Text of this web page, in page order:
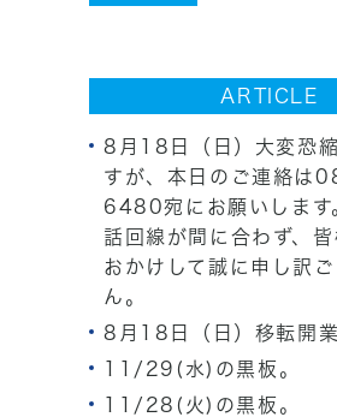
ARTICLE
8月18日（日）大変恐
すが、本日のご連絡
6480宛にお願いします
話回線が間に合わず、
おかけして誠に申し訳
ん。
8月18日（日）移転開
11/29(水)の黒板。
11/28(火)の黒板。